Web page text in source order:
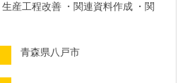
産工程改善 ・関連資料作成 ・関
青森県八戸市